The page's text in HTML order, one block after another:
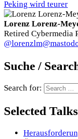
Peking wird teurer
Lorenz Lorenz-
Retired Cybermedia
Suche /
Search for:
Selected